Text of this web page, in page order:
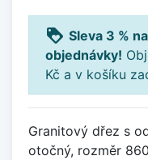
loyalty Sleva 3 %
objednávky!
Kč a v košíku
Granitový dřez s
otočný, rozměr